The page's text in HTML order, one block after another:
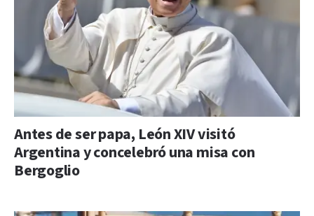
Antes de ser papa, León XIV visitó
Argentina y concelebró una misa con
Bergoglio